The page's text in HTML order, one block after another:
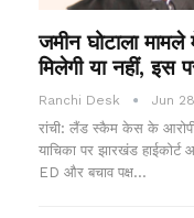
जमीन घोटाला
मिलेगी या नहीं,
Ranchi Desk Jun
रांची: लैंड स्कैम केस के
याचिका पर झारखंड
ED और बचाव पक्ष…